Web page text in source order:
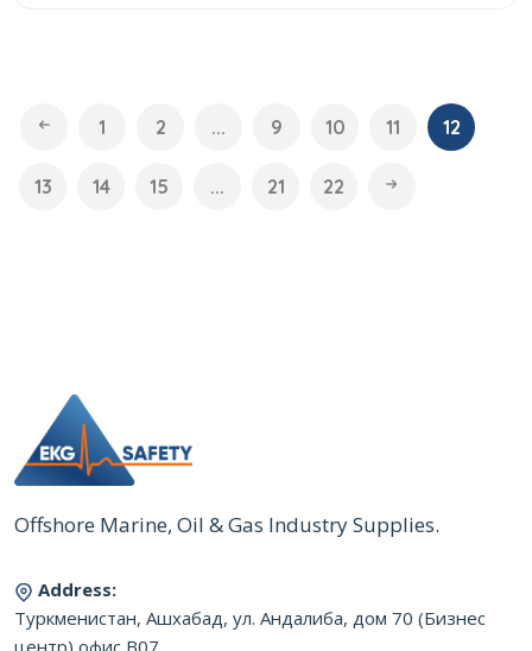
1 2 ... 9 10 11 12
13 14 15 ... 21 22
Offshore Marine, Oil & Gas Industry Supplies.
Address:
Туркменистан, Ашхабад, ул. Андалиба, дом 70 (Бизнес